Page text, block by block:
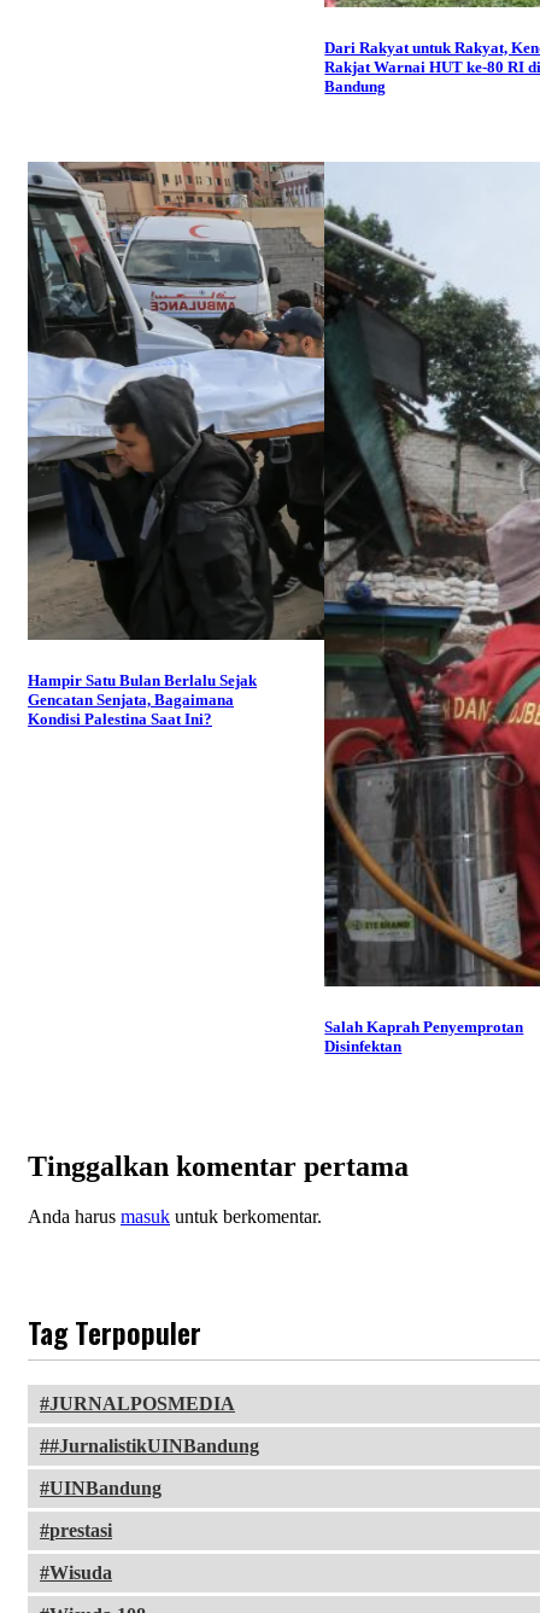
Dari Rakyat untuk Rakyat,
Rakjat Warnai HUT ke-80 RI
Bandung
Hampir Satu Bulan Berlalu Sejak
Gencatan Senjata, Bagaimana
Kondisi Palestina Saat Ini?
Salah Kaprah Penyemprotan
Disinfektan
Tinggalkan komentar pertama
Anda harus masuk untuk berkomentar.
Tag Terpopuler
JURNALPOSMEDIA
#JurnalistikUINBandung
UINBandung
prestasi
Wisuda